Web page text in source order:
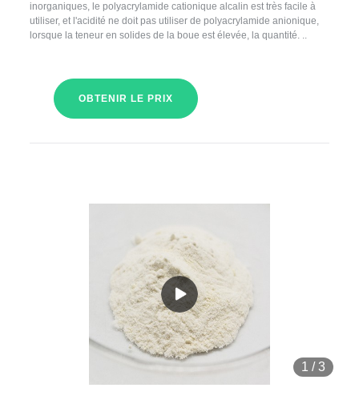
inorganiques, le polyacrylamide cationique alcalin est très facile à
utiliser, et l'acidité ne doit pas utiliser de polyacrylamide anionique,
lorsque la teneur en solides de la boue est élevée, la quantité. ..
OBTENIR LE PRIX
1 /3